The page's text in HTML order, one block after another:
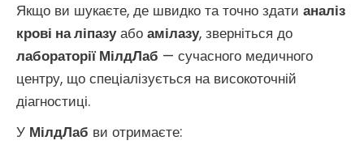
Якщо ви шукаєте, де швидко та точно здати аналіз
крові на ліпазуабо амілазу, зверніться до
лабораторії МілдЛаб — сучасного медичного
центру, що спеціалізується на високоточній
діагностиці.
У МілдЛаб ви отримаєте: